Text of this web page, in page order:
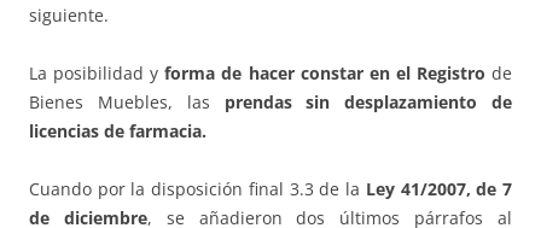
siguiente.
La posibilidad yforma de hacer constar en el Registro de
Bienes Muebles, las prendas sin desplazamiento de
licencias de farmacia.
Cuando por la disposición final 3.3 de la Ley 41/2007, de 7
de diciembre, se añadieron dos últimos párrafos al